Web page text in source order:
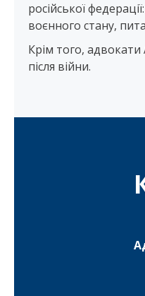
російської
воєнного стану,
Крім того,
після війни.